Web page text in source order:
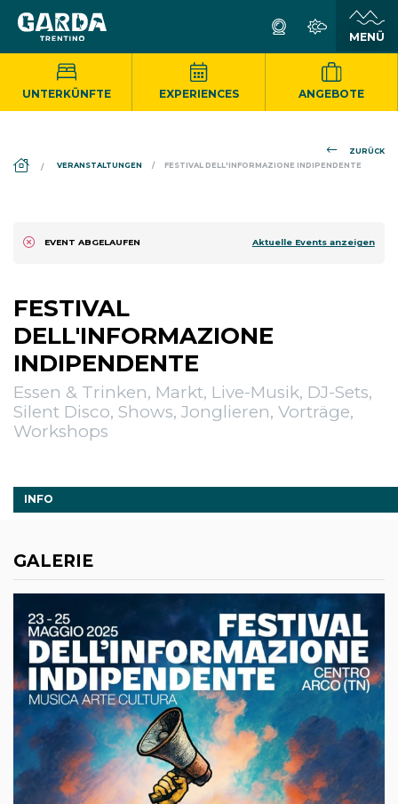
UNTERKÜNFTE EXPERIENCES ANGEBOTE
ZURÜCK
VERANSTALTUNGEN FESTIVAL DELL'INFORMAZIONE INDIPENDENTE
EVENT ABGELAUFEN Aktuelle Events anzeigen
FESTIVAL
DELL'INFORMAZIONE
INDIPENDENTE
Essen & Trinken, Markt, Live-Musik, DJ-Sets,
Silent Disco, Shows, Jonglieren, Vorträge,
Workshops
INFO
GALERIE